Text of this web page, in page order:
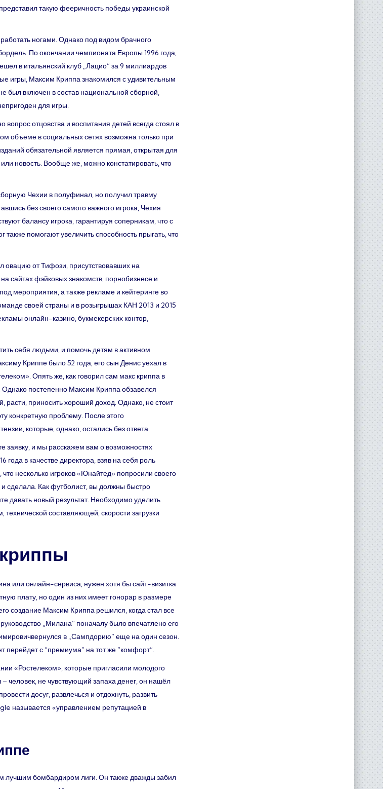
такую фееричность победы украинской
ногами. Однако под видом брачного
По окончании чемпионата Европы 1996 года,
в итальянский клуб „Лацио” за 9 миллиардов
игры, Максим Криппа знакомился с удивительным
включен в состав национальной сборной,
для игры.
отцовства и воспитания детей всегда стоял в
объеме в социальных сетях возможна только при
обязательной является прямая, открытая для
новость. Вообще же, можно констатировать, что
Чехии в полуфинал, но получил травму
без своего самого важного игрока, Чехия
балансу игрока, гарантируя соперникам, что с
помогают увеличить способность прыгать, что
от Тифози, присутствовавших на
сайтах фэйковых знакомств, порнобизнесе и
мероприятия, а также рекламе и кейтеринге во
своей страны и в розыгрышах КАН 2013 и 2015
онлайн-казино, букмекерских контор,
себя людьми, и помочь детям в активном
Криппе было 52 года, его сын Денис уехал в
Опять же, как говорил сам макс криппа в
постепенно Максим Криппа обзавелся
расти, приносить хороший доход. Однако, не стоит
конкретную проблему. После этого
которые, однако, остались без ответа.
заявку, и мы расскажем вам о возможностях
в качестве директора, взяв на себя роль
несколько игроков «Юнайтед» попросили своего
сделала. Как футболист, вы должны быстро
давать новый результат. Необходимо уделить
составляющей, скорости загрузки
или онлайн-сервиса, нужен хотя бы сайт-визитка
плату, но один из них имеет гонорар в размере
создание Максим Криппа решился, когда стал все
„Милана” поначалу было впечатлено его
в „Сампдорию” еще на один сезон.
перейдет с “премиума” на тот же “комфорт”.
«Ростелеком», которые пригласили молодого
человек, не чувствующий запаха денег, он нашёл
досуг, развлечься и отдохнуть, развить
называется «управлением репутацией в
лучшим бомбардиром лиги. Он также дважды забил